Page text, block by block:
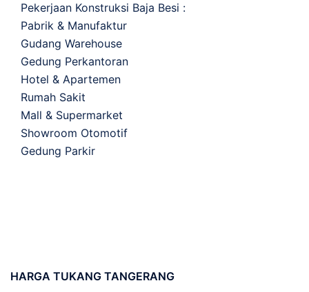
Pekerjaan Konstruksi Baja Besi :
Pabrik & Manufaktur
Gudang Warehouse
Gedung Perkantoran
Hotel & Apartemen
Rumah Sakit
Mall & Supermarket
Showroom Otomotif
Gedung Parkir
HARGA TUKANG TANGERANG